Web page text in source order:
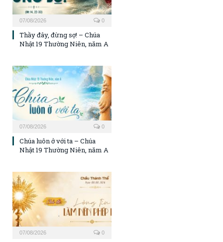
07/08/2026 0
Thầy đây, đừng sợ! – Chúa
Nhật 19 Thường Niên, năm A
07/08/2026 0
Chúa luôn ở với ta – Chúa
Nhật 19 Thường Niên, năm A
07/08/2026 0